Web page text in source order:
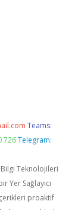
Teams:
726 Telegram:
Bilgi Teknolojileri
Yer Sağlayıcı
proaktif